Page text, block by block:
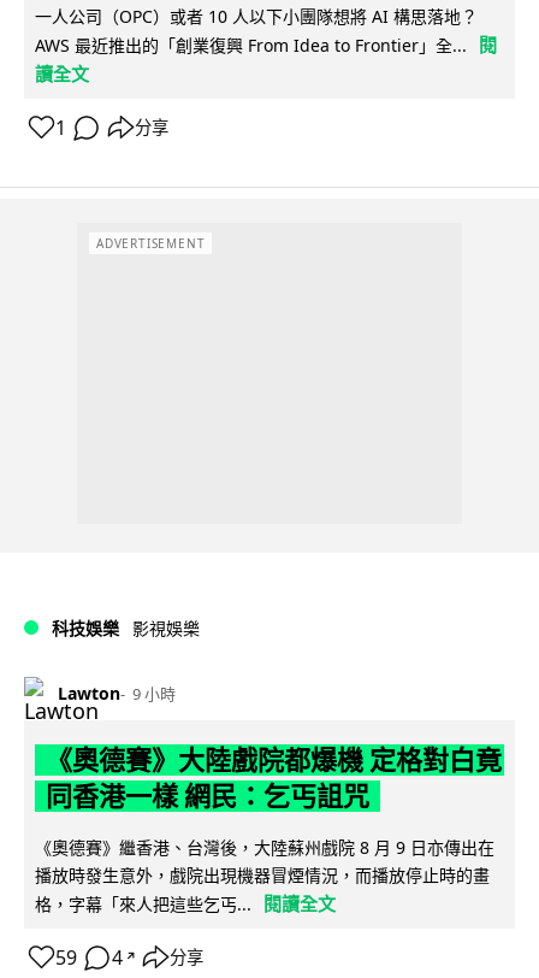
一人公司（OPC）或者 10 人以下小團隊想將 AI 構思落地？
AWS 最近推出的「創業復興 From Idea to Frontier」全...
閱
讀全文
1 分享
ADVERTISEMENT
科技娛樂 影視娛樂
Lawton 9 小時
《奧德賽》大陸戲院都爆機 定格對白竟
同香港一樣 網民：乞丐詛咒
《奧德賽》繼香港、台灣後，大陸蘇州戲院 8 月 9 日亦傳出在
播放時發生意外，戲院出現機器冒煙情況，而播放停止時的畫
格，字幕「來人把這些乞丐...
閱讀全文
59 4 ↗ 分享